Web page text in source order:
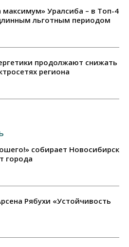
максимум» Уралсиба – в Топ-4
льготным периодом
продолжают снижать
региона
собирает Новосибирск
города
Рябухи «Устойчивость